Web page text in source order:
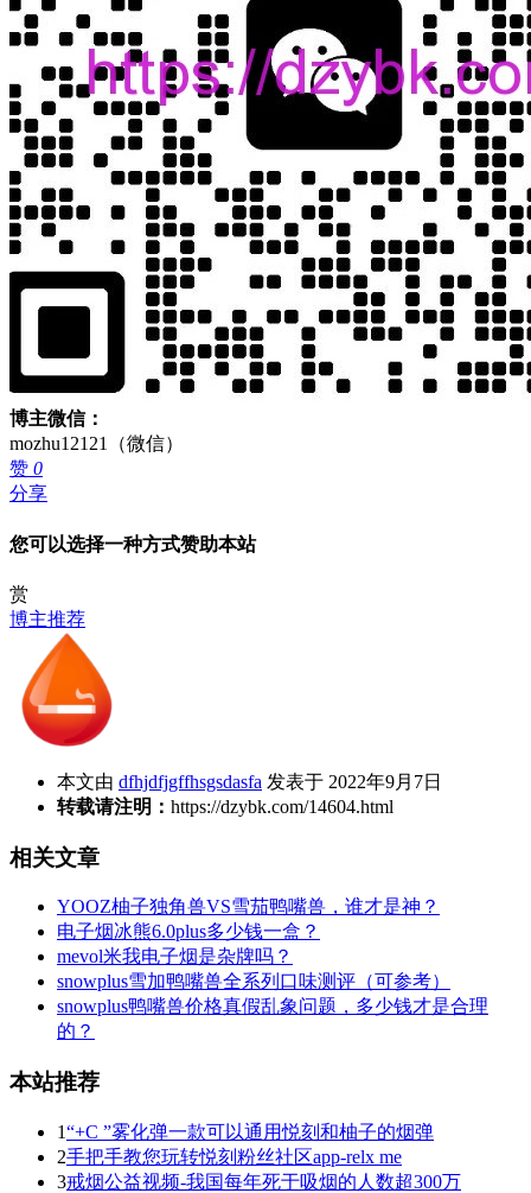
博主微信：
mozhu12121（微信）
赞 0
分享
您可以选择一种方式赞助本站
赏
博主推荐
本文由 dfhjdfjgffhsgsdasfa 发表于 2022年9月7日
转载请注明： https://dzybk.com/14604.html
相关文章
YOOZ柚子独角兽VS雪茄鸭嘴兽，谁才是神？
电子烟冰熊6.0plus多少钱一盒？
mevol米我电子烟是杂牌吗？
snowplus雪加鸭嘴兽全系列口味测评（可参考）
snowplus鸭嘴兽价格真假乱象问题，多少钱才是合理
的？
本站推荐
1“+C ”雾化弹一款可以通用悦刻和柚子的烟弹
2手把手教您玩转悦刻粉丝社区app-relx me
3戒烟公益视频-我国每年死于吸烟的人数超300万